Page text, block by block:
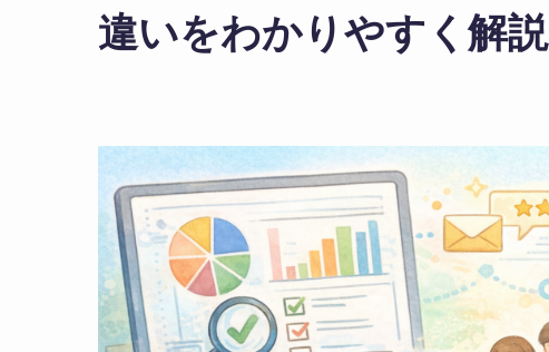
違いをわかりやすく解説